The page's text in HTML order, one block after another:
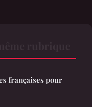
françaises pour